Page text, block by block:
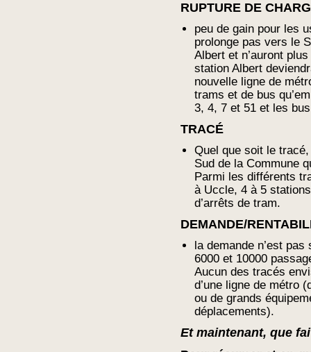
RUPTURE DE
peu de gain pour les
prolonge pas vers le
Albert et n’auront
station Albert
nouvelle ligne de
trams et de bus
3, 4, 7 et 51 et les
TRACÉ
Quel que soit le
Sud de la Commune
Parmi les différents
à Uccle, 4 à 5
d’arrêts de tram.
DEMANDE/
la demande n’est
6000 et 10000
Aucun des tracés
d’une ligne de métro
ou de grands
déplacements).
Et maintenant, que